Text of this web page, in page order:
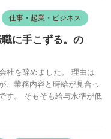
仕事・起業・ビジネス
に手こずる。の
社を辞めました。 理由は
、業務内容と時給が見合っ
す。 そもそも給与水準が低